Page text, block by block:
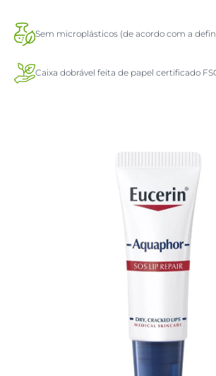
Sem microplásticos (de acordo com a
Caixa dobrável feita de papel certificado